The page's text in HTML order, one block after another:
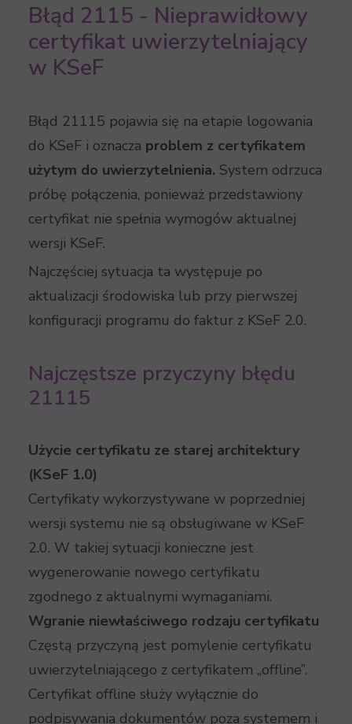
Błąd 2115 - Nieprawidłowy
certyfikat uwierzytelniający
w KSeF
Błąd 21115 pojawia się na etapie logowania
do KSeF i oznacza problem z certyfikatem
użytym do uwierzytelnienia. System odrzuca
próbę połączenia, ponieważ przedstawiony
certyfikat nie spełnia wymogów aktualnej
wersji KSeF.
Najczęściej sytuacja ta występuje po
aktualizacji środowiska lub przy pierwszej
konfiguracji programu do faktur z KSeF 2.0.
Najczęstsze przyczyny błędu
21115
Użycie certyfikatu ze starej architektury
(KSeF 1.0)
Certyfikaty wykorzystywane w poprzedniej
wersji systemu nie są obsługiwane w KSeF
2.0. W takiej sytuacji konieczne jest
wygenerowanie nowego certyfikatu
zgodnego z aktualnymi wymaganiami.
Wgranie niewłaściwego rodzaju certyfikatu
Częstą przyczyną jest pomylenie certyfikatu
uwierzytelniającego z certyfikatem „offline”.
Certyfikat offline służy wyłącznie do
podpisywania dokumentów poza systemem i